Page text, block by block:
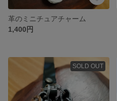
革のミニチュアチャーム
1,400円
SOLD OUT